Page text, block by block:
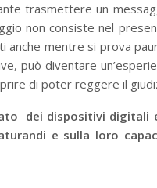
trasmettere un
non consiste nel
mentre si prova
può diventare
di poter reggere il
dei dispositivi
e sulla loro